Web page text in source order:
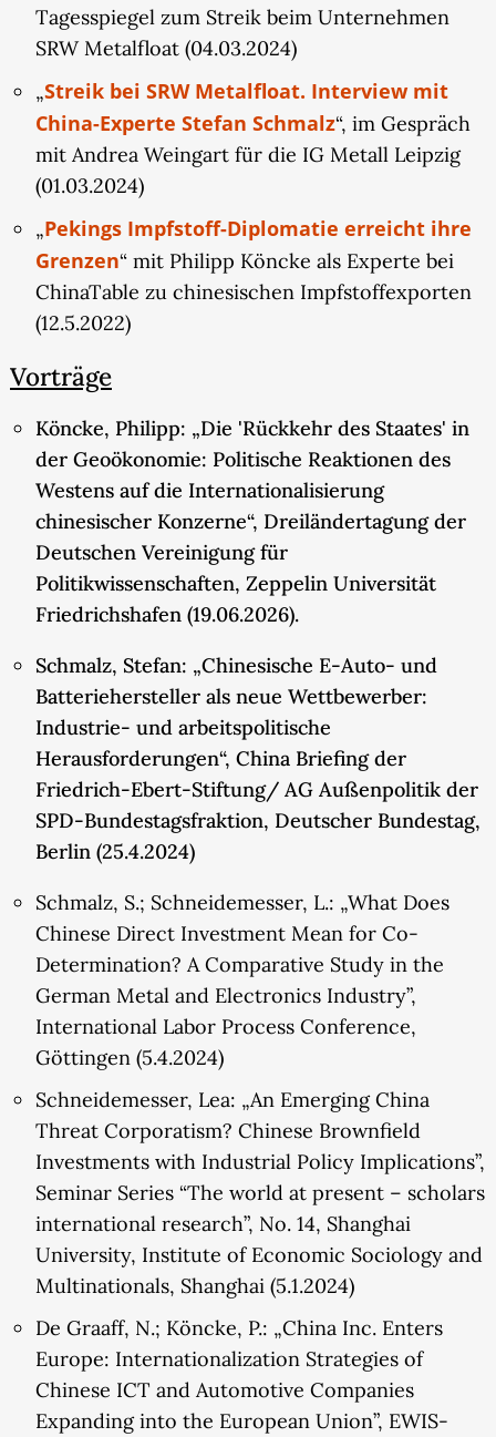
Tagesspiegel zum Streik beim Unternehmen
SRW Metalfloat (04.03.2024)
„Streik bei SRW Metalfloat. Interview mit
China-Experte Stefan Schmalz“, im Gespräch
mit Andrea Weingart für die IG Metall Leipzig
(01.03.2024)
„Pekings Impfstoff-Diplomatie erreicht ihre
Grenzen“ mit Philipp Köncke als Experte bei
ChinaTable zu chinesischen Impfstoffexporten
(12.5.2022)
Vorträge
Köncke, Philipp: „Die 'Rückkehr des Staates' in
der Geoökonomie: Politische Reaktionen des
Westens auf die Internationalisierung
chinesischer Konzerne“, Dreiländertagung der
Deutschen Vereinigung für
Politikwissenschaften, Zeppelin Universität
Friedrichshafen (19.06.2026).
Schmalz, Stefan: „Chinesische E-Auto- und
Batteriehersteller als neue Wettbewerber:
Industrie- und arbeitspolitische
Herausforderungen“, China Briefing der
Friedrich-Ebert-Stiftung/ AG Außenpolitik der
SPD-Bundestagsfraktion, Deutscher Bundestag,
Berlin (25.4.2024)
Schmalz, S.; Schneidemesser, L.: „What Does
Chinese Direct Investment Mean for Co-
Determination? A Comparative Study in the
German Metal and Electronics Industry”,
International Labor Process Conference,
Göttingen (5.4.2024)
Schneidemesser, Lea: „An Emerging China
Threat Corporatism? Chinese Brownfield
Investments with Industrial Policy Implications”,
Seminar Series “The world at present – scholars
international research”, No. 14, Shanghai
University, Institute of Economic Sociology and
Multinationals, Shanghai (5.1.2024)
De Graaff, N.; Köncke, P.: „China Inc. Enters
Europe: Internationalization Strategies of
Chinese ICT and Automotive Companies
Expanding into the European Union”, EWIS-